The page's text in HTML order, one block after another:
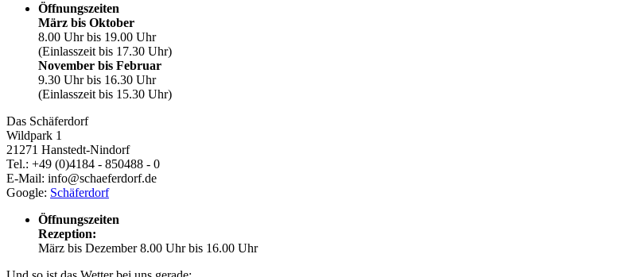
Öffnungszeiten
März bis Oktober
8.00 Uhr bis 19.00 Uhr
(Einlasszeit bis 17.30 Uhr)
November bis Februar
9.30 Uhr bis 16.30 Uhr
(Einlasszeit bis 15.30 Uhr)
Das Schäferdorf
Wildpark 1
21271 Hanstedt-Nindorf
Tel.: +49 (0)4184 - 850488 - 0
E-Mail: info@schaeferdorf.de
Google: Schäferdorf
Öffnungszeiten
Rezeption:
März bis Dezember 8.00 Uhr bis 16.00 Uhr